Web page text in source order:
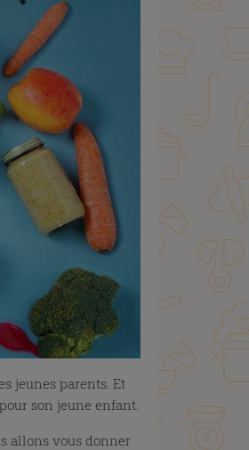
jeunes parents. Et
son jeune enfant.
allons vous donner